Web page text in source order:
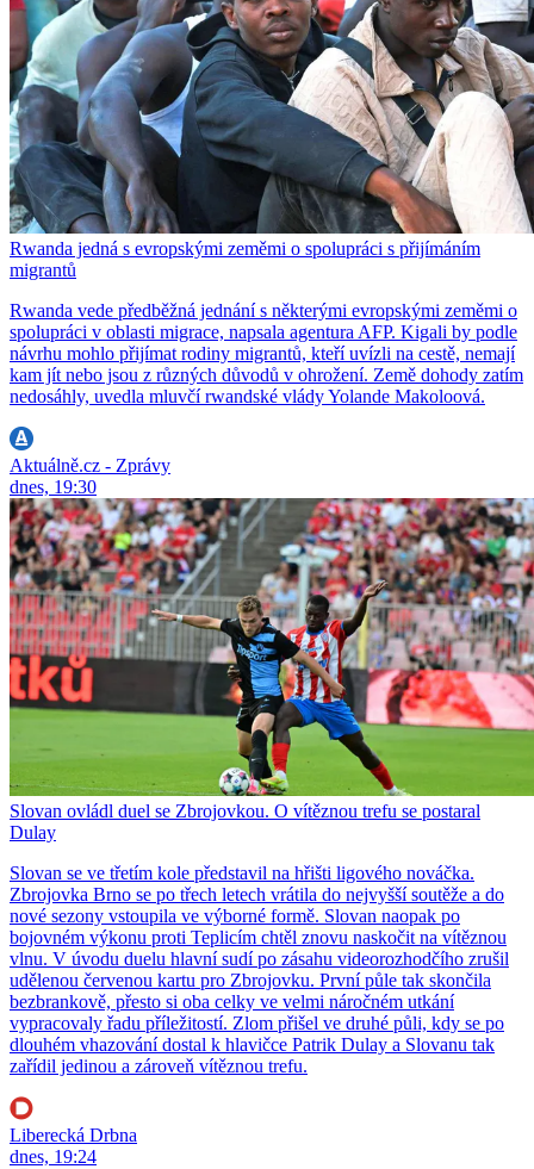
Rwanda jedná s evropskými zeměmi o spolupráci s přijímáním
migrantů
Rwanda vede předběžná jednání s některými evropskými zeměmi o
spolupráci v oblasti migrace, napsala agentura AFP. Kigali by podle
návrhu mohlo přijímat rodiny migrantů, kteří uvízli na cestě, nemají
kam jít nebo jsou z různých důvodů v ohrožení. Země dohody zatím
nedosáhly, uvedla mluvčí rwandské vlády Yolande Makoloová.
Aktuálně.cz - Zprávy
dnes, 19:30
Slovan ovládl duel se Zbrojovkou. O vítěznou trefu se postaral
Dulay
Slovan se ve třetím kole představil na hřišti ligového nováčka.
Zbrojovka Brno se po třech letech vrátila do nejvyšší soutěže a do
nové sezony vstoupila ve výborné formě. Slovan naopak po
bojovném výkonu proti Teplicím chtěl znovu naskočit na vítěznou
vlnu. V úvodu duelu hlavní sudí po zásahu videorozhodčího zrušil
udělenou červenou kartu pro Zbrojovku. První půle tak skončila
bezbrankově, přesto si oba celky ve velmi náročném utkání
vypracovaly řadu příležitostí. Zlom přišel ve druhé půli, kdy se po
dlouhém vhazování dostal k hlavičce Patrik Dulay a Slovanu tak
zařídil jedinou a zároveň vítěznou trefu.
Liberecká Drbna
dnes, 19:24